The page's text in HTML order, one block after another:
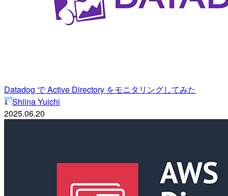
Datadog で Active Directory をモニタリングしてみた
Shiina Yuichi
2025.06.20